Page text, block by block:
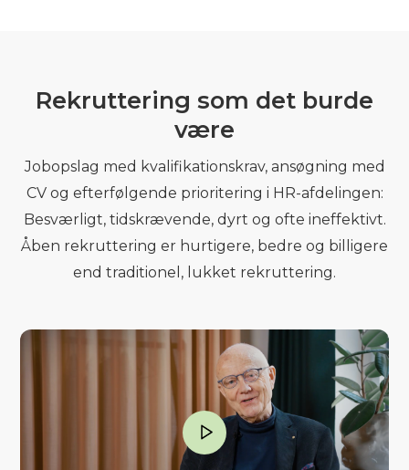
Rekruttering som det burde
være
Jobopslag med kvalifikationskrav, ansøgning med
CV og efterfølgende prioritering i HR-afdelingen:
Besværligt, tidskrævende, dyrt og ofte ineffektivt.
Åben rekruttering er hurtigere, bedre og billigere
end traditionel, lukket rekruttering.